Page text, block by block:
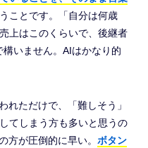
ことです。「自分は何歳
上はこのくらいで、後継者
いません。AIはかなり的
ただけで、「難しそう」
てしまう方も多いと思うの
方が圧倒的に早い。 ボタン